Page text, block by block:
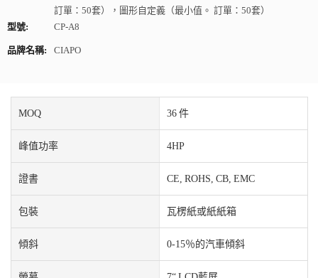
訂單：50套），圖形自定義（最小值。 訂單：50套）
型號:
CP-A8
品牌名稱: CIAPO
MOQ 36 件
峰值功率 4HP
證書 CE, ROHS, CB, EMC
包裝 瓦楞紙或紙紙箱
傾斜 0-15％的汽車傾斜